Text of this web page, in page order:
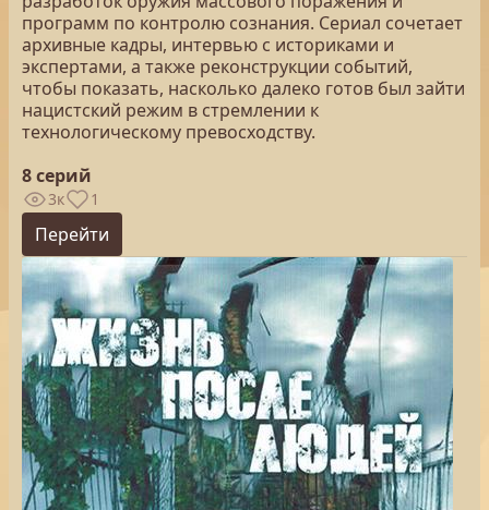
программ по контролю сознания. Сериал сочетает
архивные кадры, интервью с историками и
экспертами, а также реконструкции событий,
чтобы показать, насколько далеко готов был зайти
нацистский режим в стремлении к
технологическому превосходству.
8 серий
3к 1
Перейти